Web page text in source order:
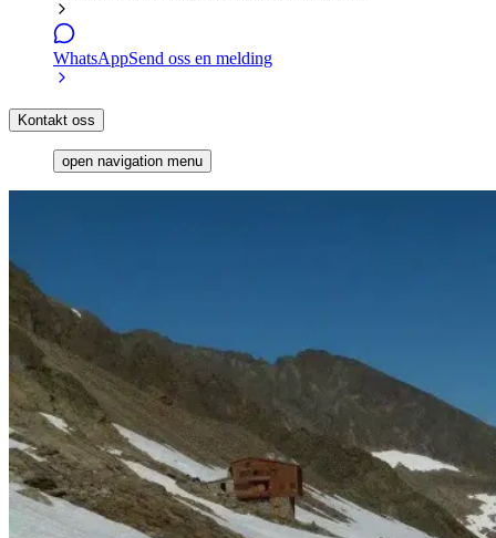
WhatsAppSend oss en melding
Kontakt oss
open navigation menu